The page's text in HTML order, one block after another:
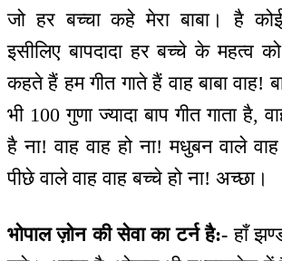
जो हर बच्चा कहे मेरा बाबा। है
इसीलिए बापदादा हर बच्चे के महत्व
कहते हैं हम गीत गाते हैं वाह बाबा
भी 100 गुणा ज्यादा बाप गीत गाता है,
है ना! वाह वाह हो ना! मधुबन वाले
पीछे वाले वाह वाह बच्चे हो ना! अच्छा।
भोपाल ज़ोन की सेवा का टर्न है:- हाँ